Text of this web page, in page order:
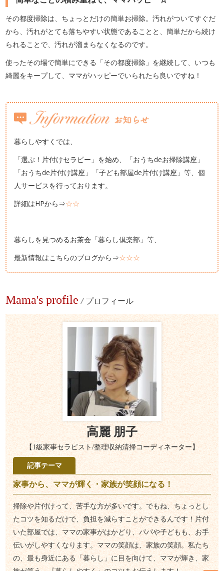
その都度掃除は、ちょっとだけの簡単お掃除。汚れがついてすぐだ
から、汚れがとても落ちやすい状態であることと、簡単だから続け
られることで、汚れが溜まらなくなるのです。
使ったその場で簡単にできる「その都度掃除」を継続して、いつも
綺麗をキープして、ママがハッピーでいられたら良いですね！
暮らしやすくでは、
「選ぶ！片付けセラピー」を始め、「おうちdeお掃除講座」
「おうちde片付け講座」「子ども部屋de片付け講座」等、個
人サービスを行っております。
詳細はHPから⇒☆☆
暮らしを見つめるお茶会「暮らし倶楽部」等、
最新情報はこちらのブログから⇒☆☆☆
Mama's profile / プロフィール
高麗 朋子
【1級家事セラピスト/整理収納清掃コーディネーター】
記事テーマ
家事から、ママが輝く・家族が笑顔になる！
掃除や片付けって、苦手な方が多いです。でもね、ちょっとし
たコツを知るだけで、負担を減らすことができるんです！片付
いた部屋では、ママの家事がはかどり、パパや子どもも、お手
伝いがしやすくなります。ママの笑顔は、家族の笑顔。私たち
の、最も身近にある「暮らし」に目を向けて、ママが輝き、家